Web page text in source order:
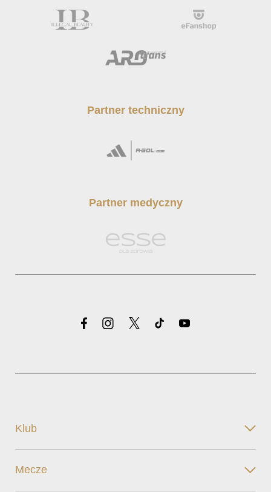
Partner techniczny
Partner medyczny
Klub
Mecze